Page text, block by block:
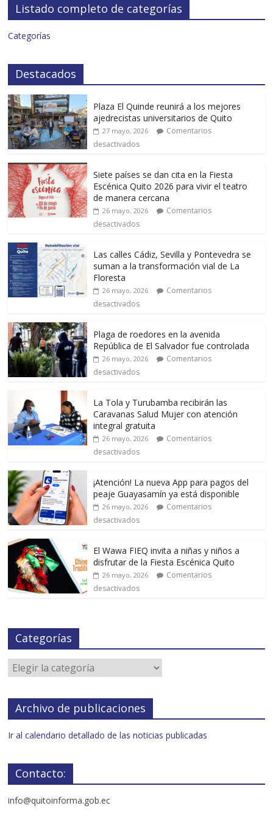
Listado completo de categorías
Categorías
Destacados
Plaza El Quinde reunirá a los mejores
ajedrecistas universitarios de Quito
27 mayo, 2026
Comentarios
desactivados
Siete países se dan cita en la Fiesta
Escénica Quito 2026 para vivir el teatro
de manera cercana
26 mayo, 2026
Comentarios
desactivados
Las calles Cádiz, Sevilla y Pontevedra se
suman a la transformación vial de La
Floresta
26 mayo, 2026
Comentarios
desactivados
Plaga de roedores en la avenida
República de El Salvador fue controlada
26 mayo, 2026
Comentarios
desactivados
La Tola y Turubamba recibirán las
Caravanas Salud Mujer con atención
integral gratuita
26 mayo, 2026
Comentarios
desactivados
¡Atención! La nueva App para pagos del
peaje Guayasamín ya está disponible
26 mayo, 2026
Comentarios
desactivados
El Wawa FIEQ invita a niñas y niños a
disfrutar de la Fiesta Escénica Quito
26 mayo, 2026
Comentarios
desactivados
Categorías
Archivo de publicaciones
Ir al calendario detallado de las noticias publicadas
Contacto:
info@quitoinforma.gob.ec